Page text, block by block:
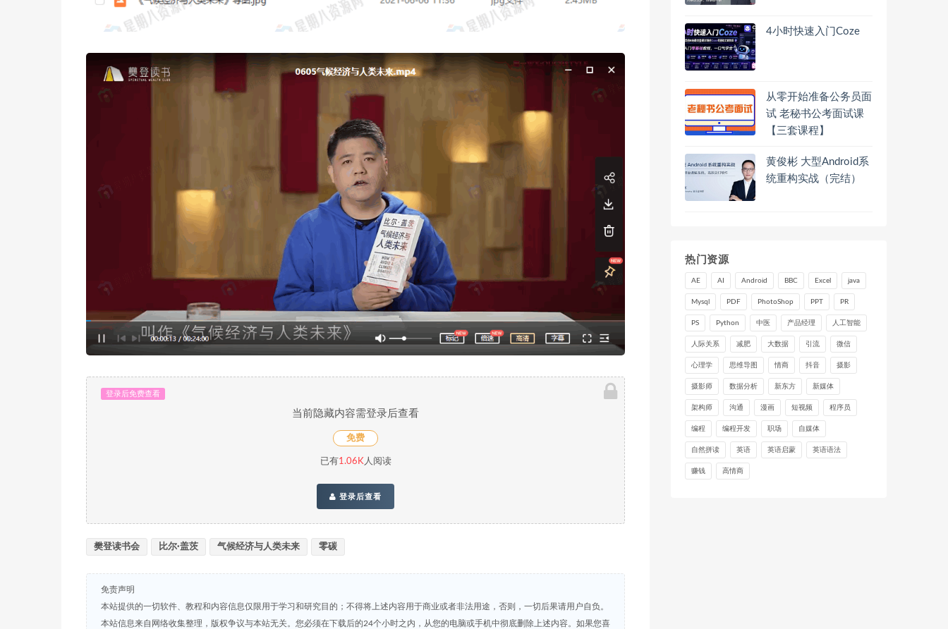
登录后免费查看
当前隐藏内容需登录后查看
免费
已有 1.06K人阅读
登录后查看
樊登读书会 比尔·盖茨 气候经济与人类未来 零碳
免责声明
本站提供的一切软件、教程和内容信息仅限用于学习和研究目的；不得将上述内容用于商业或者非法用途，否则，一切后果请用户自负。
本站信息来自网络收集整理，版权争议与本站无关。您必须在下载后的24个小时之内，从您的电脑或手机中彻底删除上述内容。如果您喜
4小时快速入门Coze
从零开始准备公务员面
试 老秘书公考面试课
【三套课程】
黄俊彬 大型Android系
统重构实战（完结）
热门资源
AE AI Android BBC Excel java
Mysql PDF PhotoShop PPT PR
PS Python 中医 产品经理 人工智能
人际关系 减肥 大数据 引流 微信
心理学 思维导图 情商 抖音 摄影
摄影师 数据分析 新东方 新媒体
架构师 沟通 漫画 短视频 程序员
编程 编程开发 职场 自媒体
自然拼读 英语 英语启蒙 英语语法
赚钱 高情商